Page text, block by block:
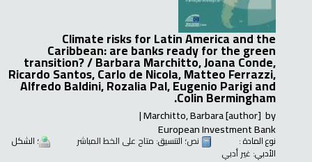
Climate risks for Latin America and the
Caribbean: are banks ready for the green
transition? /Barbara Marchitto, Joana Conde,
Ricardo Santos, Carlo de Nicola, Matteo Ferrazzi,
Alfredo Baldini, Rozalia Pal, Eugenio Parigi and
Colin Bermingham.
by
Marchitto, Barbara[author]
European Investment Bank
نوع المادة : نص؛ التنسيق: متاح على الخط المباشر ؛ الشكل
الأدبي: غير أدبي